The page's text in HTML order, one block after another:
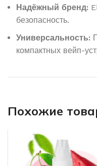
Надёжный бренд:
безопасность.
Универсальность:
компактных вейп-
Похожие